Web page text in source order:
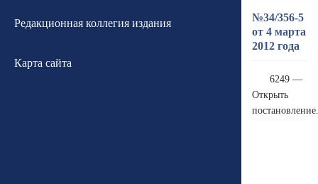
Редакционная коллегия издания
Карта сайта
№34/356-5
от 4 марта
2012 года
6249 —
Открыть